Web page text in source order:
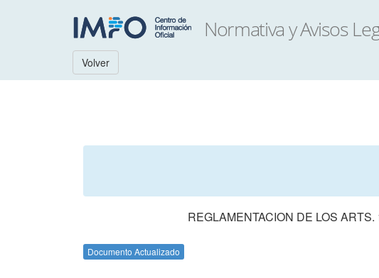
Volver
REGLAMENTACION DE LOS
Documento Actualizado